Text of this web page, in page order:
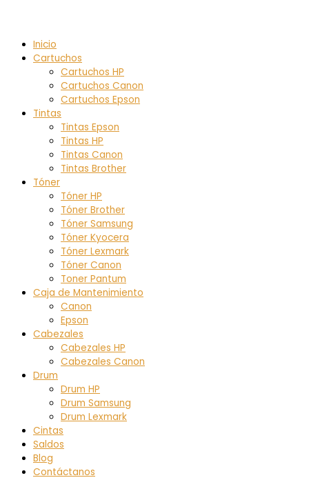
Inicio
Cartuchos
Cartuchos HP
Cartuchos Canon
Cartuchos Epson
Tintas
Tintas Epson
Tintas HP
Tintas Canon
Tintas Brother
Tóner
Tóner HP
Tóner Brother
Tóner Samsung
Tóner Kyocera
Tóner Lexmark
Tóner Canon
Toner Pantum
Caja de Mantenimiento
Canon
Epson
Cabezales
Cabezales HP
Cabezales Canon
Drum
Drum HP
Drum Samsung
Drum Lexmark
Cintas
Saldos
Blog
Contáctanos